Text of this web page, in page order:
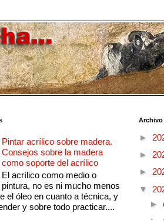
Pintar acrílico sobre madera.
Consejos sobre la madera
como soporte del acrílico
El acrílico como medio o
pintura, no es ni mucho menos
el óleo en cuanto a técnica, y
y sobre todo practicar....
►
►
►
▼
►